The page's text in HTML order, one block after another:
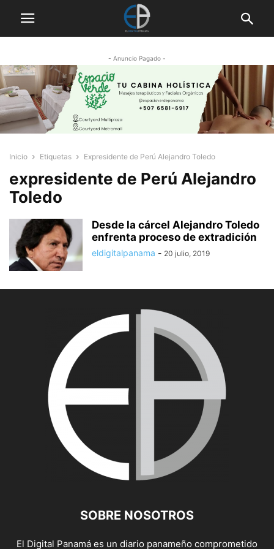
- Anuncio Pagado -
Inicio Etiquetas Expresidente de Perú Alejandro Toledo
expresidente de Perú Alejandro
Toledo
Desde la cárcel Alejandro Toledo
enfrenta proceso de extradición
eldigitalpanama - 20 julio, 2019
SOBRE NOSOTROS
El Digital Panamá es un diario panameño comprometido